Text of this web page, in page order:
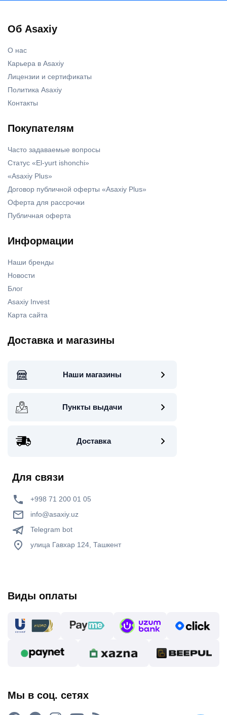
Об Asaxiy
О нас
Карьера в Asaxiy
Лицензии и сертификаты
Политика Asaxiy
Контакты
Покупателям
Часто задаваемые вопросы
Статус «El-yurt ishonchi»
«Asaxiy Plus»
Договор публичной оферты «Asaxiy Plus»
Оферта для рассрочки
Публичная оферта
Информации
Наши бренды
Новости
Блог
Asaxiy Invest
Карта сайта
Доставка и магазины
Наши магазины
Пункты выдачи
Доставка
Для связи
+998 71 200 01 05
info@asaxiy.uz
Telegram bot
улица Гавхар 124, Ташкент
Виды оплаты
Мы в соц. сетях